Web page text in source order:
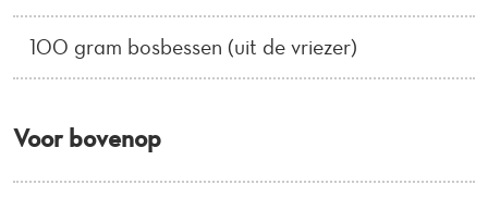
100 gram bosbessen (uit de vriezer)
Voor bovenop